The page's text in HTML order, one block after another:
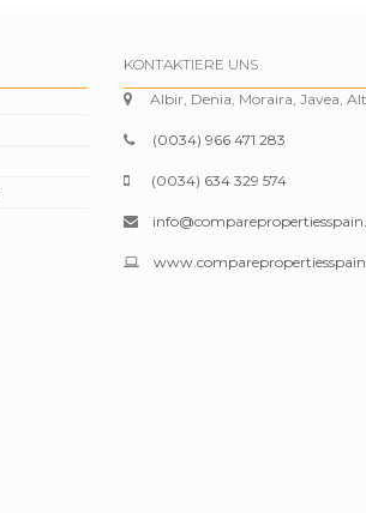
KONTAKTIERE UNS
Albir, Denia, Moraira, Javea,
(0034) 966 471 283
(0034) 634 329 574